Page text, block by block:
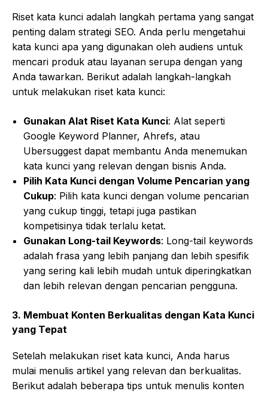
Riset kata kunci adalah langkah pertama yang sangat
penting dalam strategi SEO. Anda perlu mengetahui
kata kunci apa yang digunakan oleh audiens untuk
mencari produk atau layanan serupa dengan yang
Anda tawarkan. Berikut adalah langkah-langkah
untuk melakukan riset kata kunci:
Gunakan Alat Riset Kata Kunci: Alat seperti
Google Keyword Planner, Ahrefs, atau
Ubersuggest dapat membantu Anda menemukan
kata kunci yang relevan dengan bisnis Anda.
Pilih Kata Kunci dengan Volume Pencarian yang
Cukup: Pilih kata kunci dengan volume pencarian
yang cukup tinggi, tetapi juga pastikan
kompetisinya tidak terlalu ketat.
Gunakan Long-tail Keywords: Long-tail keywords
adalah frasa yang lebih panjang dan lebih spesifik
yang sering kali lebih mudah untuk diperingkatkan
dan lebih relevan dengan pencarian pengguna.
3. Membuat Konten Berkualitas dengan Kata Kunci
yang Tepat
Setelah melakukan riset kata kunci, Anda harus
mulai menulis artikel yang relevan dan berkualitas.
Berikut adalah beberapa tips untuk menulis konten